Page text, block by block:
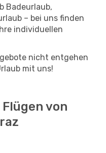
Badeurlaub,
– bei uns finden
individuellen
nicht entgehen
mit uns!
von